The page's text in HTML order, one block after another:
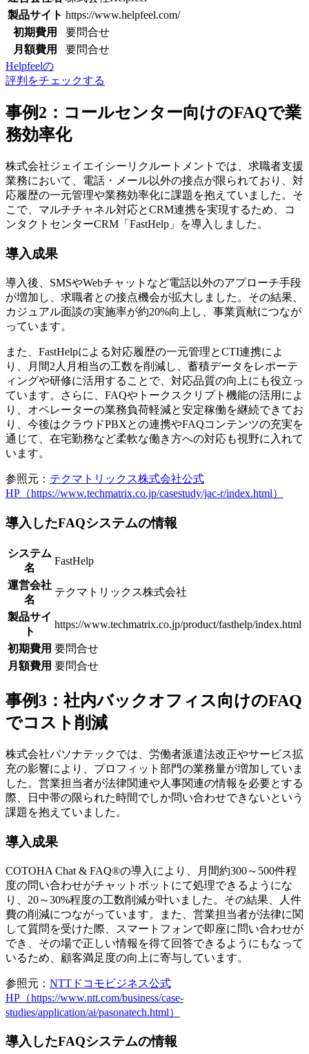
製品サイト https://www.helpfeel.com/
初期費用
要問合せ
月額費用
要問合せ
Helpfeelの
評判をチェックする
事例2：コールセンター向けのFAQで業
務効率化
株式会社ジェイエイシーリクルートメントでは、 求職者支援
業務において、電話・メール以外の接点が限られており、対
応履歴の一元管理や業務効率化に課題 を抱えていました。そ
こで、マルチチャネル対応とCRM連携を実現するため、コ
ンタクトセンターCRM「FastHelp」を導入しました。
導入成果
導入後、 SMSやWebチャットなど電話以外のアプローチ手段
が増加し、求職者との接点機会が拡大 しました。その結果、
カジュアル面談の実施率が約20%向上し、事業貢献につなが
っています。
また、FastHelpによる対応履歴の一元管理とCTI連携によ
り、月間2人月相当の工数を削減し、蓄積データをレポーテ
ィングや研修に活用することで、対応品質の向上にも役立っ
ています。さらに、FAQやトークスクリプト機能の活用によ
り、オペレーターの業務負荷軽減と安定稼働を継続できてお
り、今後はクラウドPBXとの連携やFAQコンテンツの充実を
通じて、在宅勤務など柔軟な働き方への対応も視野に入れて
います。
参照元： テクマトリックス株式会社公式
HP（https://www.techmatrix.co.jp/casestudy/jac-r/index.html）
導入したFAQシステムの情報
システム
名
FastHelp
運営会社
名
テクマトリックス株式会社
製品サイ
ト
https://www.techmatrix.co.jp/product/fasthelp/index.html
初期費用 要問合せ
月額費用 要問合せ
事例3：社内バックオフィス向けのFAQ
でコスト削減
株式会社パソナテックでは、 労働者派遣法改正やサービス拡
充の影響により、プロフィット部門の業務量が増加 していま
した。営業担当者が法律関連や人事関連の情報を必要とする
際、日中帯の限られた時間でしか問い合わせできないという
課題を抱えていました。
導入成果
COTOHA Chat & FAQ®の導入により、
月間約300～500件程
度の問い合わせがチャットボットにて処理できるようにな
り、20～30%程度の工数削減が叶いました。その結果、人件
費の削減につながっています。また、営業担当者が法律に関
して質問を受けた際、スマートフォンで即座に問い合わせが
でき、その場で正しい情報を得て回答できるようにもなって
いるため、顧客満足度の向上に寄与しています。
参照元： NTTドコモビジネス公式
HP（https://www.ntt.com/business/case-
studies/application/ai/pasonatech.html）
導入したFAQシステムの情報